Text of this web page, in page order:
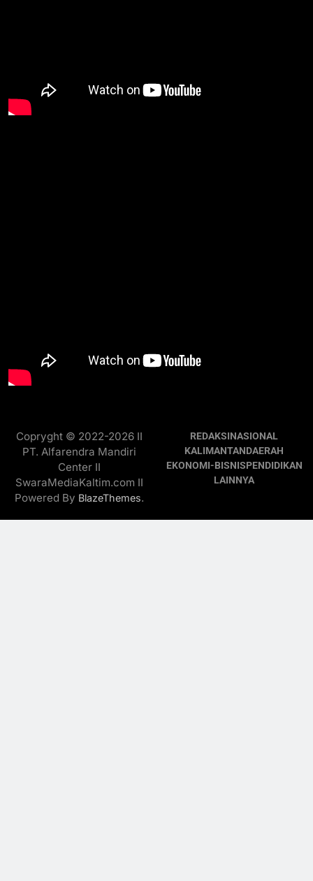
Copryght © 2022-2026 II
PT. Alfarendra Mandiri
Center II
SwaraMediaKaltim.com II
Powered By BlazeThemes.
REDAKSINASIONAL
KALIMANTANDAERAH
EKONOMI-BISNISPENDIDIKAN
LAINNYA